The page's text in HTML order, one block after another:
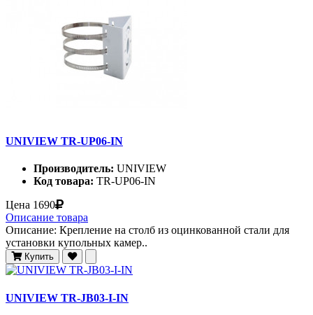
UNIVIEW TR-UP06-IN
Производитель: UNIVIEW
Код товара: TR-UP06-IN
Цена 1690
Описание товара
Описание: Крепление на столб из оцинкованной стали для
установки купольных камер..
Купить
UNIVIEW TR-JB03-I-IN